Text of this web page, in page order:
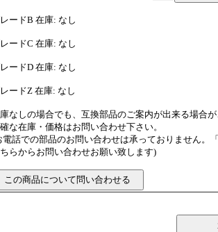
ードB 在庫: なし
ードC 在庫: なし
ードD 在庫: なし
ードZ 在庫: なし
なしの場合でも、互換部品のご案内が出来る場合
な在庫・価格はお問い合わせ下さい。
電話での部品のお問い合わせは承っておりません。
らからお問い合わせお願い致します)